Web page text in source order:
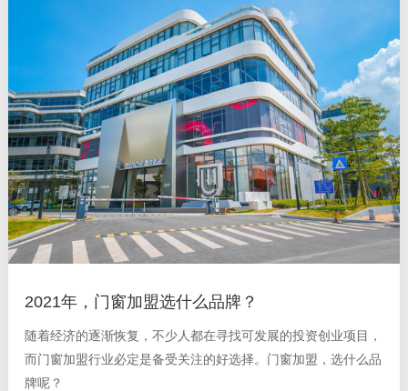
2021年，门窗加盟选什么品牌？
随着经济的逐渐恢复，不少人都在寻找可发展的投资创业项目，
而门窗加盟行业必定是备受关注的好选择。门窗加盟，选什么品
牌呢？